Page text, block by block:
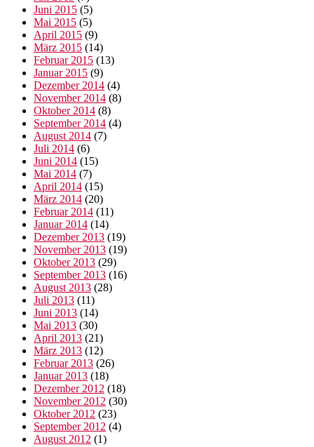
Juni 2015 (5)
Mai 2015 (5)
April 2015 (9)
März 2015 (14)
Februar 2015 (13)
Januar 2015 (9)
Dezember 2014 (4)
November 2014 (8)
Oktober 2014 (8)
September 2014 (4)
August 2014 (7)
Juli 2014 (6)
Juni 2014 (15)
Mai 2014 (7)
April 2014 (15)
März 2014 (20)
Februar 2014 (11)
Januar 2014 (14)
Dezember 2013 (19)
November 2013 (19)
Oktober 2013 (29)
September 2013 (16)
August 2013 (28)
Juli 2013 (11)
Juni 2013 (14)
Mai 2013 (30)
April 2013 (21)
März 2013 (12)
Februar 2013 (26)
Januar 2013 (18)
Dezember 2012 (18)
November 2012 (30)
Oktober 2012 (23)
September 2012 (4)
August 2012 (1)